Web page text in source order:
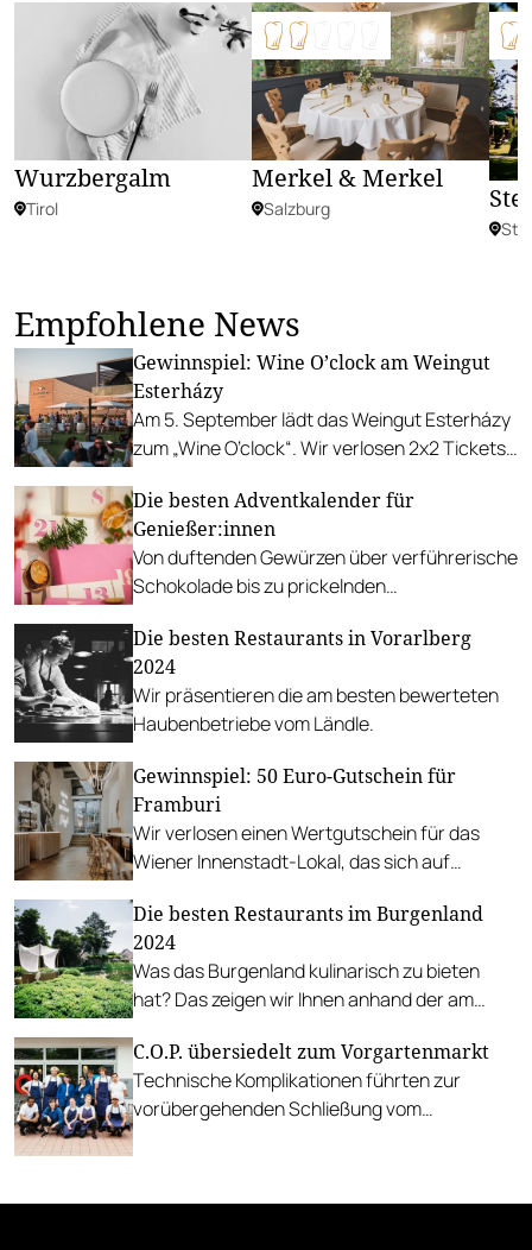
Wurzbergalm
Tirol
Merkel & Merkel
Salzburg
Empfohlene News
Gewinnspiel: Wine O’clock am Weingut
Esterházy
Am 5. September lädt das Weingut Esterházy
zum „Wine O’clock“. Wir verlosen 2x2 Tickets
Die besten Adventkalender für
Genießer:innen
Von duftenden Gewürzen über verführerische
Schokolade bis zu prickelnden
Feinschmecker:innen.
Die besten Restaurants in Vorarlberg
2024
Wir präsentieren die am besten bewerteten
Haubenbetriebe vom Ländle.
Gewinnspiel: 50 Euro-Gutschein für
Framburi
Wir verlosen einen Wertgutschein für das
Wiener Innenstadt-Lokal, das sich auf
Die besten Restaurants im Burgenland
2024
Was das Burgenland kulinarisch zu bieten
hat? Das zeigen wir Ihnen anhand der am
C.O.P. übersiedelt zum Vorgartenmarkt
Technische Komplikationen führten zur
vorübergehenden Schließung vom